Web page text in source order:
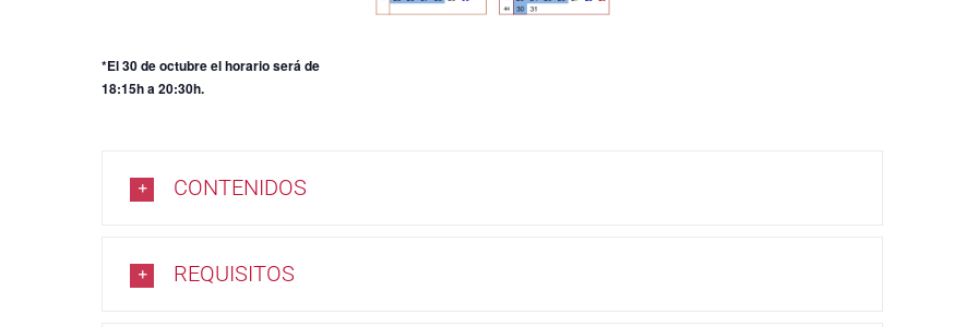
*El 30 de octubre el horario será de
18:15h a 20:30h.
CONTENIDOS
REQUISITOS